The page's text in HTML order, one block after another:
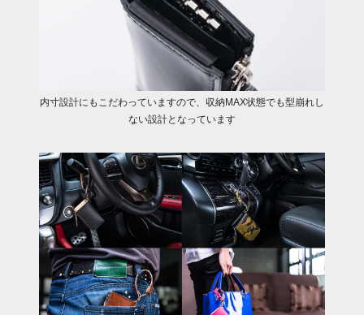
内寸設計にもこだわっていますので、収納MAX状態でも型崩れし
ない設計となっています